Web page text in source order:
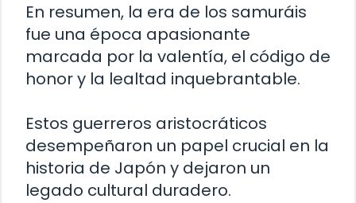
En resumen, la era de los samuráis
fue una época apasionante
marcada por la valentía, el código de
honor y la lealtad inquebrantable.
Estos guerreros aristocráticos
desempeñaron un papel crucial en la
historia de Japón y dejaron un
legado cultural duradero.